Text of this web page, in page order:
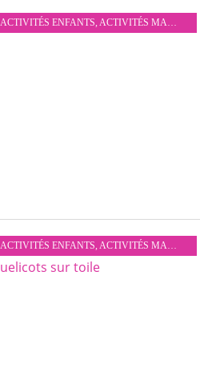
ACTIVITÉS ENFANTS ACTIVITÉS MANUELLES
ACTIVITÉS ENFANTS ACTIVITÉS MANUELLES